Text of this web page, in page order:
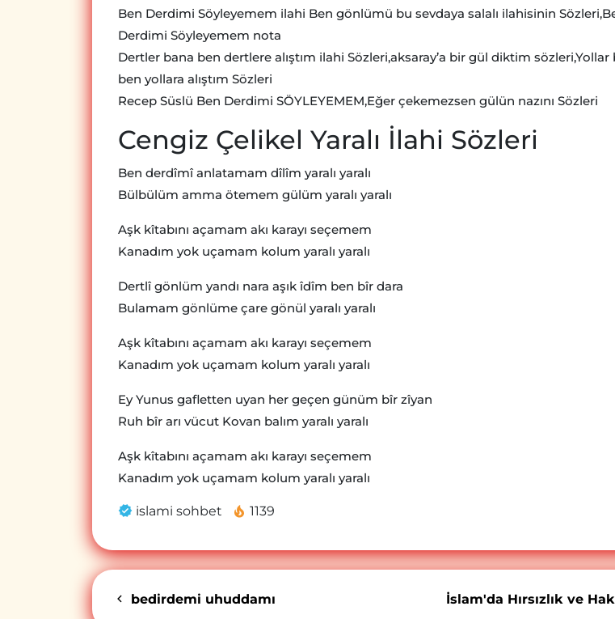
Ben Derdimi Söyleyemem ilahi Ben gönlümü bu sevdaya salalı ilahisinin
Derdimi Söyleyemem nota
Dertler bana ben dertlere alıştım ilahi Sözleri,aksaray’a bir gül diktim sözleri,Yollar
ben yollara alıştım Sözleri
Recep Süslü Ben Derdimi SÖYLEYEMEM,Eğer çekemezsen gülün nazını Sözleri
Cengiz Çelikel Yaralı İlahi Sözleri
Ben derdîmî anlatamam dîlîm yaralı yaralı
Bülbülüm amma ötemem gülüm yaralı yaralı
Aşk kîtabını açamam akı karayı seçemem
Kanadım yok uçamam kolum yaralı yaralı
Dertlî gönlüm yandı nara aşık îdîm ben bîr dara
Bulamam gönlüme çare gönül yaralı yaralı
Aşk kîtabını açamam akı karayı seçemem
Kanadım yok uçamam kolum yaralı yaralı
Ey Yunus gafletten uyan her geçen günüm bîr zîyan
Ruh bîr arı vücut Kovan balım yaralı yaralı
Aşk kîtabını açamam akı karayı seçemem
Kanadım yok uçamam kolum yaralı yaralı
islami sohbet 1139
bedirdemi uhuddamı İslam'da Hırsızlık ve